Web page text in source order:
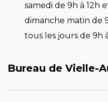
samedi de 9h à 12h
dimanche matin de
tous les jours de 9h
Bureau de Vielle-